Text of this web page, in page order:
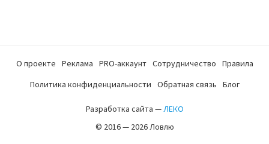
О проекте Реклама PRO-аккаунт Сотрудничество
Правила
Политика конфиденциальности
Обратная связь Блог
Разработка сайта —ЛЕКО
© 2016 — 2026 Ловлю